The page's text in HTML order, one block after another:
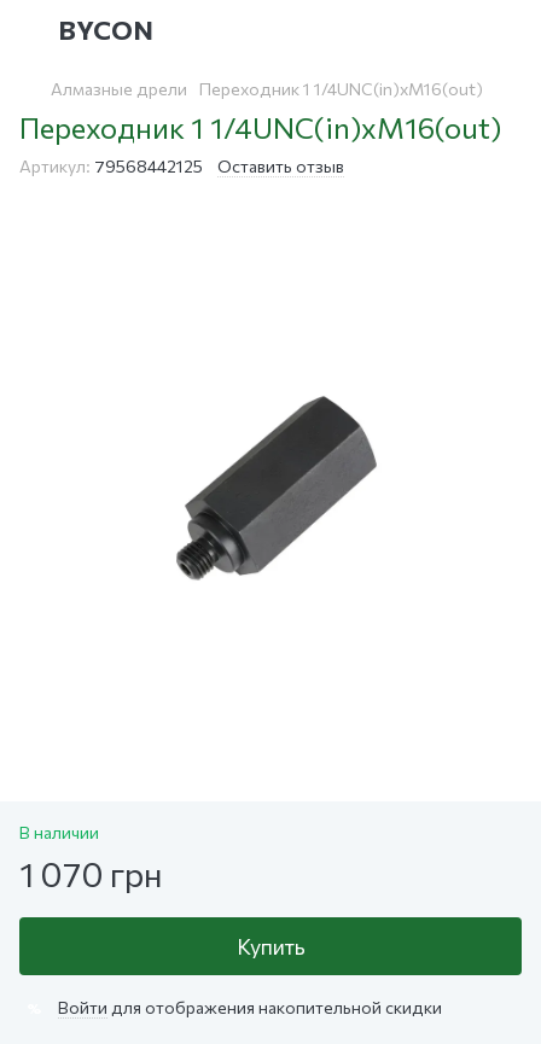
BYCON
Алмазные дрели Переходник 1 1/4UNC(in)xM16(out)
Переходник 1 1/4UNC(in)xM16(out)
Артикул: 79568442125 Оставить отзыв
В наличии
1 070 грн
Купить
Войти для отображения накопительной скидки